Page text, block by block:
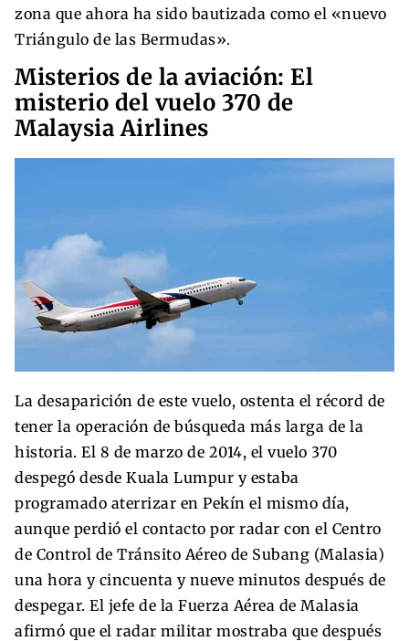
zona que ahora ha sido bautizada como el «nuevo
Triángulo de las Bermudas».
Misterios de la aviación: El
misterio del vuelo 370 de
Malaysia Airlines
La desaparición de este vuelo, ostenta el récord de
tener la operación de búsqueda más larga de la
historia. El 8 de marzo de 2014, el vuelo 370
despegó desde Kuala Lumpur y estaba
programado aterrizar en Pekín el mismo día,
aunque perdió el contacto por radar con el Centro
de Control de Tránsito Aéreo de Subang (Malasia)
una hora y cincuenta y nueve minutos después de
despegar. El jefe de la Fuerza Aérea de Malasia
afirmó que el radar militar mostraba que después